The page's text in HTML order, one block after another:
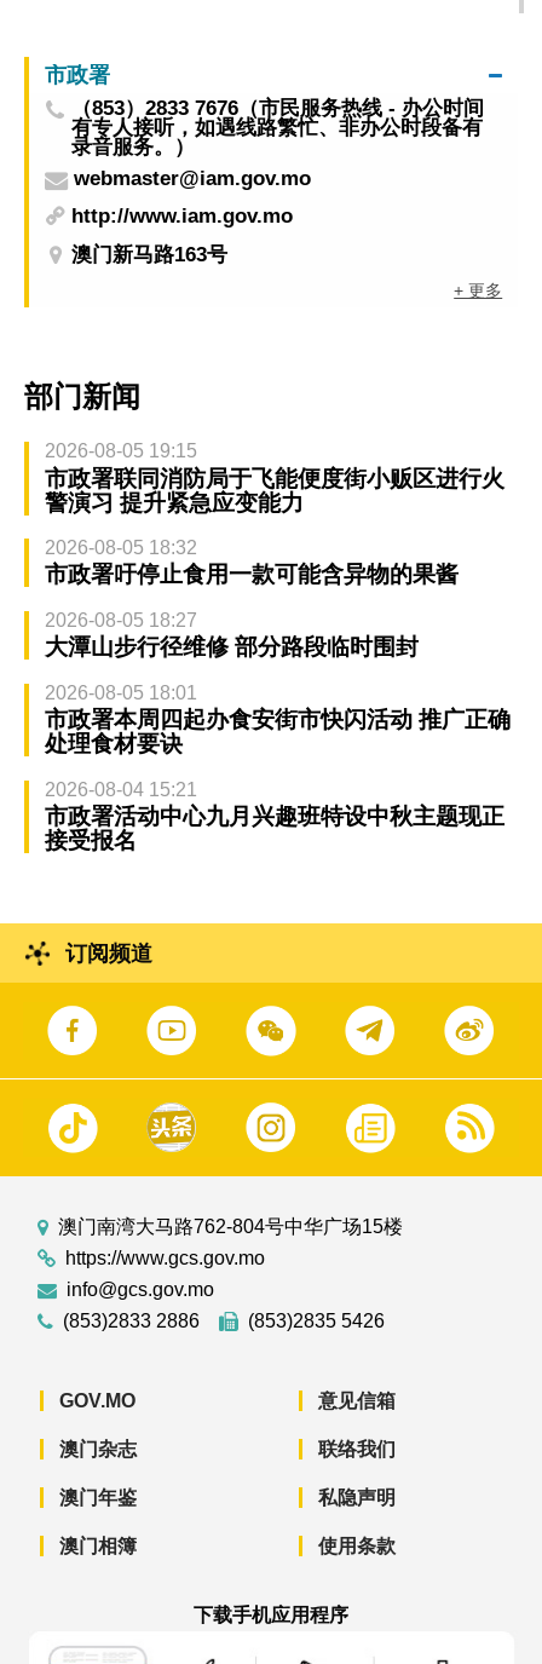
市政署
（853）2833 7676（市民服务热线 - 办公时间
有专人接听，如遇线路繁忙、非办公时段备有
录音服务。）
webmaster@iam.gov.mo
http://www.iam.gov.mo
澳门新马路163号
+ 更多
部门新闻
2026-08-05 19:15
市政署联同消防局于飞能便度街小贩区进行火
警演习 提升紧急应变能力
2026-08-05 18:32
市政署吁停止食用一款可能含异物的果酱
2026-08-05 18:27
大潭山步行径维修 部分路段临时围封
2026-08-05 18:01
市政署本周四起办食安街市快闪活动 推广正确
处理食材要诀
2026-08-04 15:21
市政署活动中心九月兴趣班特设中秋主题现正
接受报名
订阅频道
澳门南湾大马路762-804号中华广场15楼
https://www.gcs.gov.mo
info@gcs.gov.mo
(853)2833 2886
(853)2835 5426
GOV.MO
澳门杂志
澳门年鉴
澳门相簿
意见信箱
联络我们
私隐声明
使用条款
下载手机应用程序